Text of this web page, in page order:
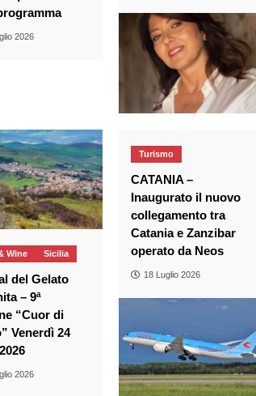
2026
Wine Sicilia
del Gelato
– 9ª
“Cuor di
Venerdì 24
2026
Turismo
CATANIA –
Inaugurato il nuovo
collegamento tra
Catania e Zanzibar
operato da Neos
18 Luglio 2026